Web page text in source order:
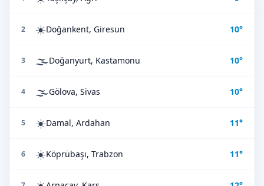
2 ☀️Doğankent, Giresun 10°
3 🌫️Doğanyurt, Kastamonu 10°
4 🌫️Gölova, Sivas 10°
5 ☀️Damal, Ardahan 11°
6 ☀️Köprübaşı, Trabzon 11°